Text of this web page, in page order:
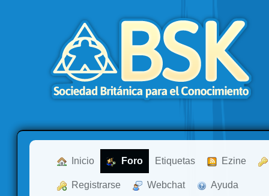
Inicio Foro Etiquetas Ezine
Registrarse Webchat Ayuda